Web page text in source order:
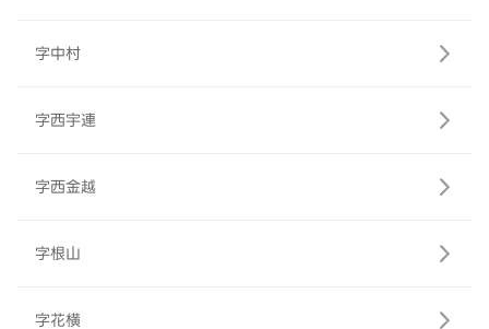
字中村
字西宇連
字西金越
字根山
字花横